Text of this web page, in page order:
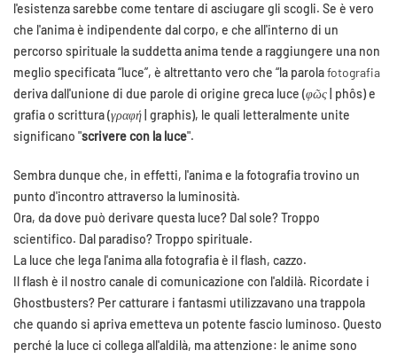
l'esistenza sarebbe come tentare di asciugare gli scogli. Se è vero
che l'anima è indipendente dal corpo, e che all'interno di un
percorso spirituale la suddetta anima tende a raggiungere una non
meglio specificata “luce”, è altrettanto vero che “la parolafotografia
deriva dall'unione di due parole di origine greca luce (φῶς | phôs) e
grafia o scrittura (γραφή | graphis), le quali letteralmente unite
significano "scrivere con la luce".
Sembra dunque che, in effetti, l'anima e la fotografia trovino un
punto d'incontro attraverso la luminosità.
Ora, da dove può derivare questa luce? Dal sole? Troppo
scientifico. Dal paradiso? Troppo spirituale.
La luce che lega l'anima alla fotografia è il flash, cazzo.
Il flash è il nostro canale di comunicazione con l'aldilà. Ricordate i
Ghostbusters? Per catturare i fantasmi utilizzavano una trappola
che quando si apriva emetteva un potente fascio luminoso. Questo
perché la luce ci collega all'aldilà, ma attenzione: le anime sono